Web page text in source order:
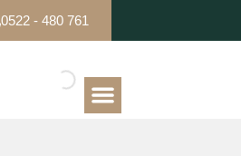
0522 - 480 761